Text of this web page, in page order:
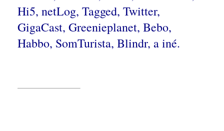
Hi5, netLog, Tagged, Twitter,
GigaCast, Greenieplanet, Bebo,
Habbo, SomTurista, Blindr, a iné.